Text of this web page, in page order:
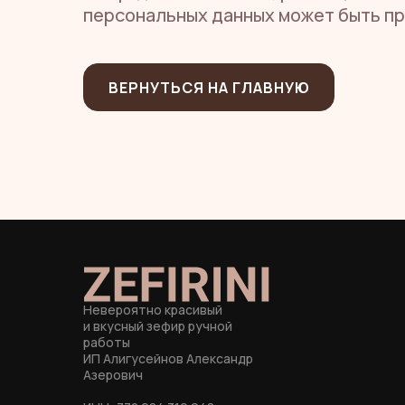
персональных данных может быть
ВЕРНУТЬСЯ НА ГЛАВНУЮ
Невероятно красивый
и вкусный зефир ручной
работы
ИП Алигусейнов Александр
Азерович